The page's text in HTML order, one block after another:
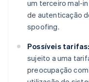
um terceiro mal-
de autenticação
spoofing.
Possíveis tarifas:
sujeito a uma
preocupação